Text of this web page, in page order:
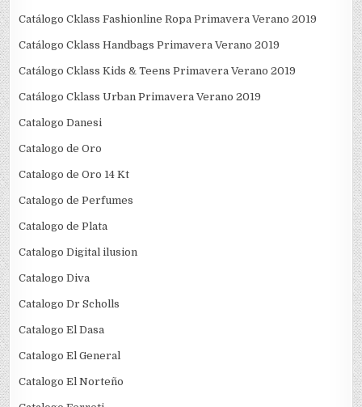
Catálogo Cklass Fashionline Ropa Primavera Verano 2019
Catálogo Cklass Handbags Primavera Verano 2019
Catálogo Cklass Kids & Teens Primavera Verano 2019
Catálogo Cklass Urban Primavera Verano 2019
Catalogo Danesi
Catalogo de Oro
Catalogo de Oro 14 Kt
Catalogo de Perfumes
Catalogo de Plata
Catalogo Digital ilusion
Catalogo Diva
Catalogo Dr Scholls
Catalogo El Dasa
Catalogo El General
Catalogo El Norteño